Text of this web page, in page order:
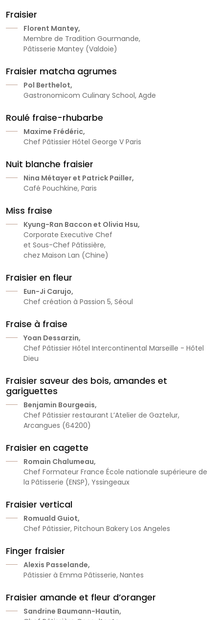
Fraisier
Florent Mantey,
Membre de Tradition Gourmande,
Pâtisserie Mantey (Valdoie)
Fraisier matcha agrumes
Pol Berthelot,
Gastronomicom Culinary School, Agde
Roulé fraise-rhubarbe
Maxime Frédéric,
Chef Pâtissier Hôtel George V Paris
Nuit blanche fraisier
Nina Métayer et Patrick Pailler,
Café Pouchkine, Paris
Miss fraise
Kyung-Ran Baccon et Olivia Hsu,
Corporate Executive Chef
et Sous-Chef Pâtissière,
chez Maison Lan (Chine)
Fraisier en fleur
Eun-Ji Carujo,
Chef création à Passion 5, Séoul
Fraise à fraise
Yoan Dessarzin,
Chef Pâtissier Hôtel Intercontinental Marseille - Hôtel
Dieu
Fraisier saveur des bois, amandes et
gariguettes
Benjamin Bourgeais,
Chef Pâtissier restaurant L’Atelier de Gaztelur,
Arcangues (64200)
Fraisier en cagette
Romain Chalumeau,
Chef Formateur France École nationale supérieure de
la Pâtisserie (ENSP), Yssingeaux
Fraisier vertical
Romuald Guiot,
Chef Pâtissier, Pitchoun Bakery Los Angeles
Finger fraisier
Alexis Passelande,
Pâtissier à Emma Pâtisserie, Nantes
Fraisier amande et fleur d’oranger
Sandrine Baumann-Hautin,